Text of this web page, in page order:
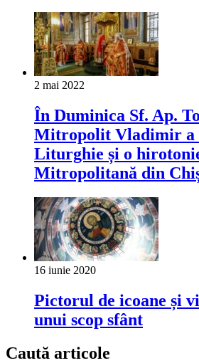
2 mai 2022
În Duminica Sf. Ap.
Mitropolit Vladimir a
Liturghie și o
Mitropolitană din
16 iunie 2020
Pictorul de icoane și
unui scop sfânt
Caută articole